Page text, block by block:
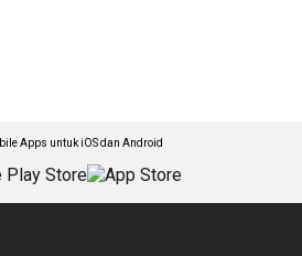
Apps untuk iOS dan Android